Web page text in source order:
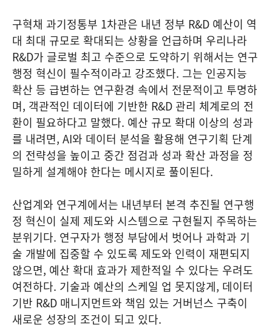
구혁채 과기정통부 1차관은 내년 정부 R&D 예산이 역
대 최대 규모로 확대되는 상황을 언급하며 우리나라
R&D가 글로벌 최고 수준으로 도약하기 위해서는 연구
행정 혁신이 필수적이라고 강조했다. 그는 인공지능
확산 등 급변하는 연구환경 속에서 전문적이고 투명하
며, 객관적인 데이터에 기반한 R&D 관리 체계로의 전
환이 필요하다고 말했다. 예산 규모 확대 이상의 성과
를 내려면, AI와 데이터 분석을 활용해 연구기획 단계
의 전략성을 높이고 중간 점검과 성과 확산 과정을 정
밀하게 설계해야 한다는 메시지로 풀이된다.
산업계와 연구계에서는 내년부터 본격 추진될 연구행
정 혁신이 실제 제도와 시스템으로 구현될지 주목하는
분위기다. 연구자가 행정 부담에서 벗어나 과학과 기
술 개발에 집중할 수 있도록 제도와 인력이 재편되지
않으면, 예산 확대 효과가 제한적일 수 있다는 우려도
여전하다. 기술과 예산의 스케일 업 못지않게, 데이터
기반 R&D 매니지먼트와 책임 있는 거버넌스 구축이
새로운 성장의 조건이 되고 있다.